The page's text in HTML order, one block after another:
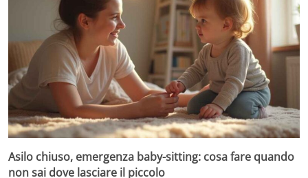
Asilo chiuso, emergenza baby-sitting: cosa fare quando
non sai dove lasciare il piccolo